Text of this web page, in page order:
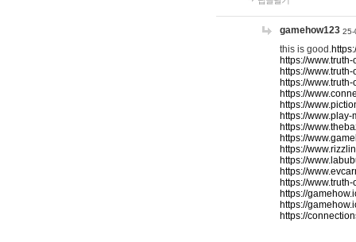
gamehow123 25-
this is good.
https://
https://
https://
https://
https://
https://
https://
https://
https://
https://
https://
https://
https://
https://
https://